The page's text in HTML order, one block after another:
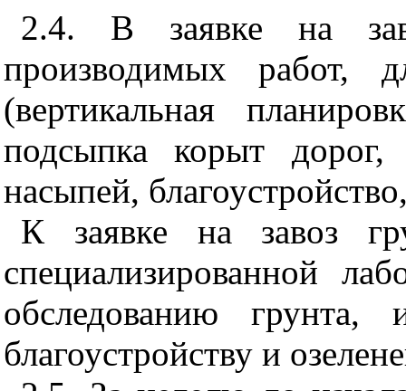
2.4. В заявке на
производимых работ,
(вертикальная
подсыпка корыт дорог,
насыпей,
К заявке на завоз
специализированной
обследованию грунта,
благоустройству и